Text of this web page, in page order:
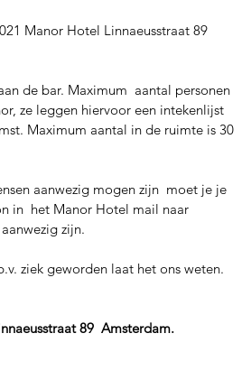
Manor Hotel Linnaeusstraat 89
de bar. Maximum  aantal personen
ze leggen hiervoor een intekenlijst
Maximum aantal in de ruimte is 30
aanwezig mogen zijn  moet je je
in  het Manor Hotel mail naar
zijn.
ziek geworden laat het ons weten.
89  Amsterdam.